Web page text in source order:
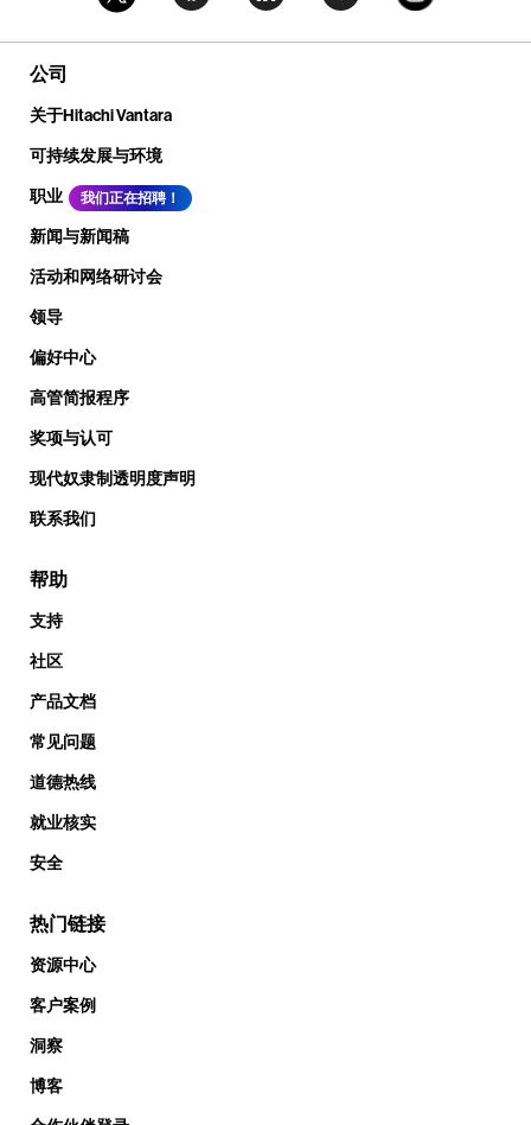
公司
关于Hitachi Vantara
可持续发展与环境
职业
我们正在招聘！
新闻与新闻稿
活动和网络研讨会
领导
偏好中心
高管简报程序
奖项与认可
现代奴隶制透明度声明
联系我们
帮助
支持
社区
产品文档
常见问题
道德热线
就业核实
安全
热门链接
资源中心
客户案例
洞察
博客